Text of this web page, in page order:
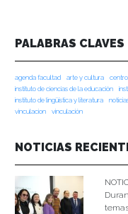
PALABRAS CLAVES
agenda facultad arte y cultura
instituto de ciencias de la educación
instituto de lingüística y literatura
vinculacion
vinculación
NOTICIAS